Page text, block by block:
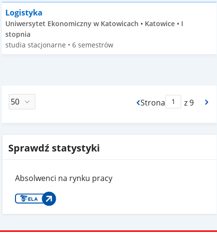
Logistyka
Uniwersytet Ekonomiczny w Katowicach • Katowice • I
stopnia
studia stacjonarne • 6 semestrów
Strona
Max Stronaz 9
Sprawdź statystyki
Absolwenci na rynku pracy